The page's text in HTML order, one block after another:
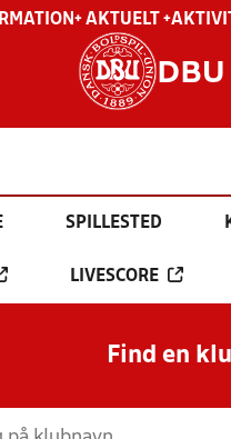
+ AKTUELT +
DBU
SPILLESTED
LIVESCORE
Find en